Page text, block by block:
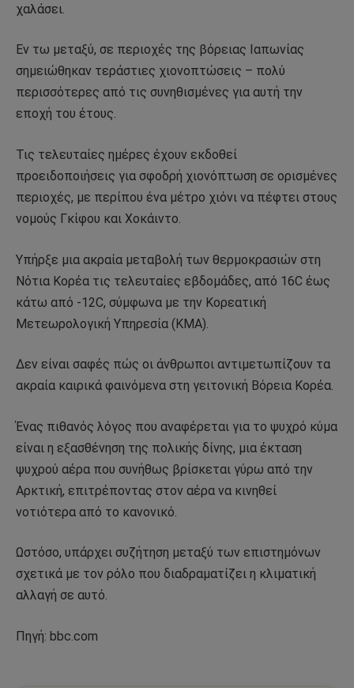
χαλάσει.
Εν τω μεταξύ, σε περιοχές της βόρειας Ιαπωνίας
σημειώθηκαν τεράστιες χιονοπτώσεις – πολύ
περισσότερες από τις συνηθισμένες για αυτή την
εποχή του έτους.
Τις τελευταίες ημέρες έχουν εκδοθεί
προειδοποιήσεις για σφοδρή χιονόπτωση σε ορισμένες
περιοχές, με περίπου ένα μέτρο χιόνι να πέφτει στους
νομούς Γκίφου και Χοκάιντο.
Υπήρξε μια ακραία μεταβολή των θερμοκρασιών στη
Νότια Κορέα τις τελευταίες εβδομάδες, από 16C έως
κάτω από -12C, σύμφωνα με την Κορεατική
Μετεωρολογική Υπηρεσία (KMA).
Δεν είναι σαφές πώς οι άνθρωποι αντιμετωπίζουν τα
ακραία καιρικά φαινόμενα στη γειτονική Βόρεια Κορέα.
Ένας πιθανός λόγος που αναφέρεται για το ψυχρό κύμα
είναι η εξασθένηση της πολικής δίνης, μια έκταση
ψυχρού αέρα που συνήθως βρίσκεται γύρω από την
Αρκτική, επιτρέποντας στον αέρα να κινηθεί
νοτιότερα από το κανονικό.
Ωστόσο, υπάρχει συζήτηση μεταξύ των επιστημόνων
σχετικά με τον ρόλο που διαδραματίζει η κλιματική
αλλαγή σε αυτό.
Πηγή: bbc.com